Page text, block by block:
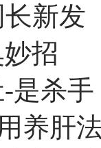
新发
招
是杀手
养肝